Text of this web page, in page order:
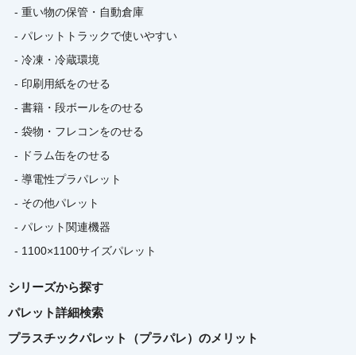
- 重い物の保管・自動倉庫
- パレットトラックで使いやすい
- 冷凍・冷蔵環境
- 印刷用紙をのせる
- 書籍・段ボールをのせる
- 袋物・フレコンをのせる
- ドラム缶をのせる
- 導電性プラパレット
- その他パレット
- パレット関連機器
- 1100×1100サイズパレット
シリーズから探す
パレット詳細検索
プラスチックパレット（プラパレ）のメリット